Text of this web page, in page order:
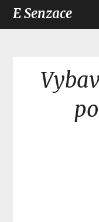
E Senzace